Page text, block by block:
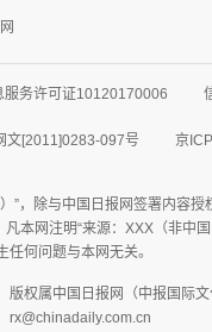
服务许可证10120170006
文[2011]0283-097号 京
”，除与中国日报网签署内容
本网注明“来源：XXX（非中
何问题与本网无关。
权属中国日报网（中报国际
rx@chinadaily.com.cn